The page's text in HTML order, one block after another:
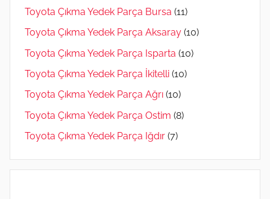
Toyota Çıkma Yedek Parça Bursa (11)
Toyota Çıkma Yedek Parça Aksaray (10)
Toyota Çıkma Yedek Parça Isparta (10)
Toyota Çıkma Yedek Parça İkitelli (10)
Toyota Çıkma Yedek Parça Ağrı (10)
Toyota Çıkma Yedek Parça Ostim (8)
Toyota Çıkma Yedek Parça Iğdır (7)